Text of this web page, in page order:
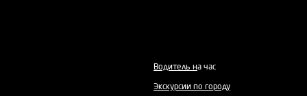
Водитель на час
Экскурсии по городу